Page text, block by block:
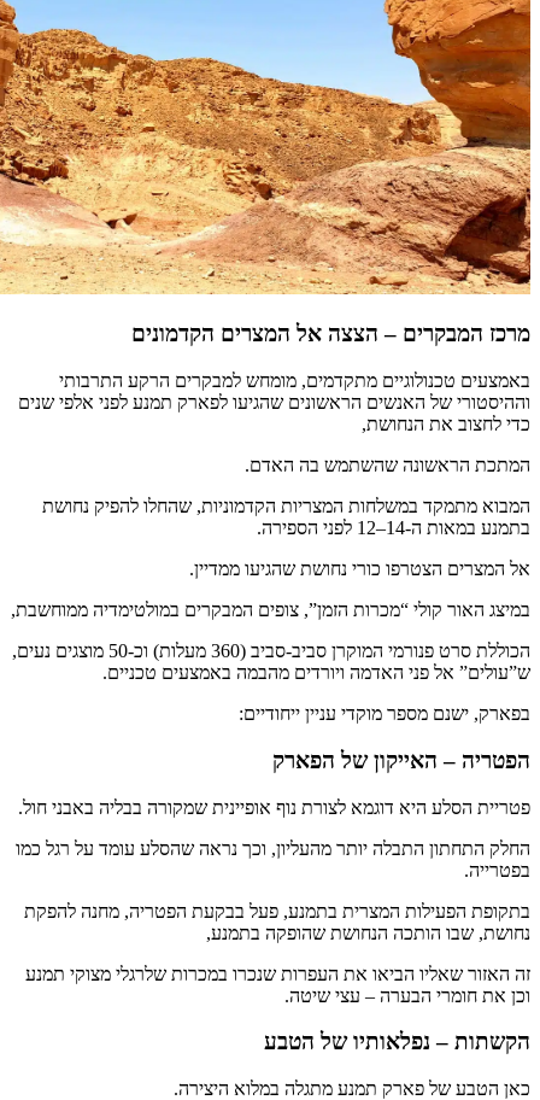
מרכז המבקרים – הצצה אל המצרים הקדמונים
באמצעים טכנולוגיים מתקדמים, מומחש למבקרים הרקע התרבותי
וההיסטורי של האנשים הראשונים שהגיעו לפארק תמנע לפני אלפי שנים
כדי לחצוב את הנחושת,
המתכת הראשונה שהשתמש בה האדם.
המבוא מתמקד במשלחות המצריות הקדמוניות, שהחלו להפיק נחושת
בתמנע במאות ה-14–12 לפני הספירה.
אל המצרים הצטרפו כורי נחושת שהגיעו ממדיין.
במיצג האור קולי “מכרות הזמן”, צופים המבקרים במולטימדיה ממוחשבת,
הכוללת סרט פנורמי המוקרן סביב-סביב (360 מעלות) וכ-50 מוצגים נעים,
ש”עולים” אל פני האדמה ויורדים מהבמה באמצעים טכניים.
בפארק, ישנם מספר מוקדי עניין ייחודיים:
הפטריה – האייקון של הפארק
פטריית הסלע היא דוגמא לצורת נוף אופיינית שמקורה בבליה באבני חול.
החלק התחתון התבלה יותר מהעליון, וכך נראה שהסלע עומד על רגל כמו
בפטרייה.
בתקופת הפעילות המצרית בתמנע, פעל בבקעת הפטריה, מחנה להפקת
נחושת, שבו הותכה הנחושת שהופקה בתמנע,
זה האזור שאליו הביאו את העפרות שנכרו במכרות שלרגלי מצוקי תמנע
וכן את חומרי הבערה – עצי שיטה.
הקשתות – נפלאותיו של הטבע
כאן הטבע של פארק תמנע מתגלה במלוא היצירה.